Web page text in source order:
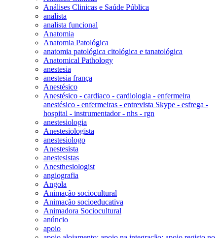
Análises Clinicas e Saúde Pública
analista
analista funcional
Anatomia
Anatomia Patológica
anatomia patológica citológica e tanatológica
Anatomical Pathology
anestesia
anestesia frança
Anestésico
Anestésico - cardiaco - cardiologia - enfermeira
anestésico - enfermeiras - entrevista Skype - esfrega -
hospital - instrumentador - nhs - rgn
anestesiologia
Anestesiologista
anestesiologo
Anestesista
anestesistas
Anesthesiologist
angiografia
Angola
Animação sociocultural
Animação socioeducativa
Animadora Sociocultural
anúncio
apoio